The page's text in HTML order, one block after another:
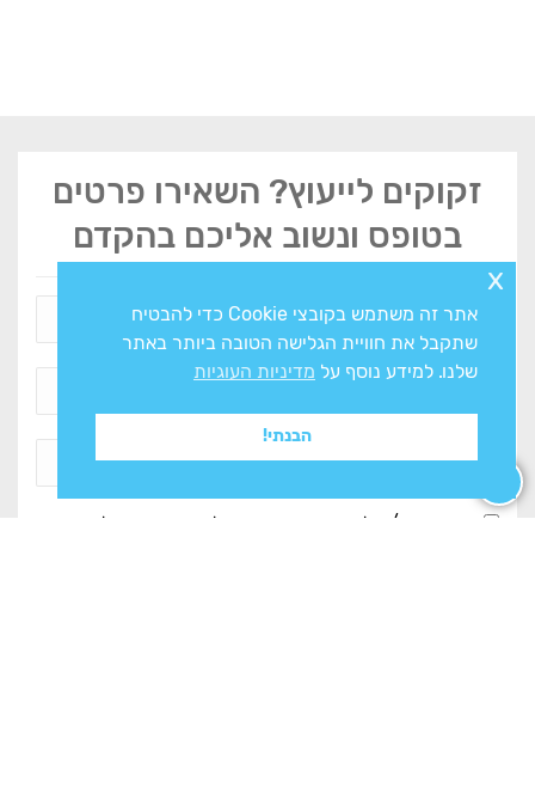
זקוקים לייעוץ? השאירו פרטים
בטופס ונשוב אליכם בהקדם
אני מסכים/ה ל
ולעיבוד המידע ליצירת
אתר זה משתמש בקובצי Cookie כדי להבטיח
שתקבל את חוויית הגלישה הטובה ביותר באתר
שלנו. למידע נוסף על מדיניות העוגיות
הבנתי!
x